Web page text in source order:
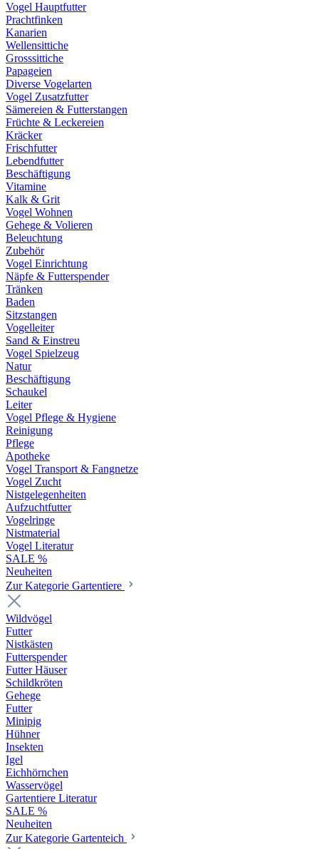
Vogel Hauptfutter
Prachtfinken
Kanarien
Wellensittiche
Grosssittiche
Papageien
Diverse Vogelarten
Vogel Zusatzfutter
Sämereien & Futterstangen
Früchte & Leckereien
Kräcker
Frischfutter
Lebendfutter
Beschäftigung
Vitamine
Kalk & Grit
Vogel Wohnen
Gehege & Volieren
Beleuchtung
Zubehör
Vogel Einrichtung
Näpfe & Futterspender
Tränken
Baden
Sitzstangen
Vogelleiter
Sand & Einstreu
Vogel Spielzeug
Natur
Beschäftigung
Schaukel
Leiter
Vogel Pflege & Hygiene
Reinigung
Pflege
Apotheke
Vogel Transport & Fangnetze
Vogel Zucht
Nistgelegenheiten
Aufzuchtfutter
Vogelringe
Nistmaterial
Vogel Literatur
SALE %
Neuheiten
Zur Kategorie Gartentiere
Wildvögel
Futter
Nistkästen
Futterspender
Futter Häuser
Schildkröten
Gehege
Futter
Minipig
Hühner
Insekten
Igel
Eichhörnchen
Wasservögel
Gartentiere Literatur
SALE %
Neuheiten
Zur Kategorie Gartenteich